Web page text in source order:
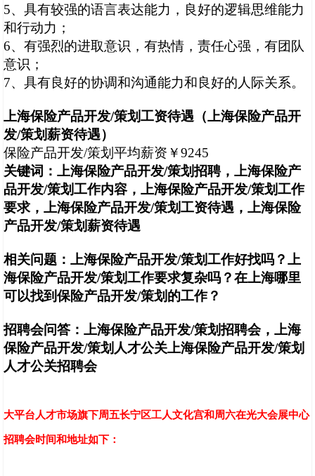
5、具有较强的语言表达能力，良好的逻辑思维能力
和行动力；
6、有强烈的进取意识，有热情，责任心强，有团队
意识；
7、具有良好的协调和沟通能力和良好的人际关系。
上海保险产品开发/策划工资待遇（上海保险产品开
发/策划薪资待遇）
保险产品开发/策划平均薪资￥9245
关键词：上海保险产品开发/策划招聘，上海保险产
品开发/策划工作内容，上海保险产品开发/策划工作
要求，上海保险产品开发/策划工资待遇，上海保险
产品开发/策划薪资待遇
相关问题：上海保险产品开发/策划工作好找吗？上
海保险产品开发/策划工作要求复杂吗？在上海哪里
可以找到保险产品开发/策划 的工作？
招聘会问答：上海保险产品开发/策划招聘会，上海
保险产品开发/策划 人才公关上海保险产品开发/策划
人才公关招聘会
大平台人才市场旗下周五长宁区工人文化宫和周六在光大会展中心
招聘会时间和地址如下：